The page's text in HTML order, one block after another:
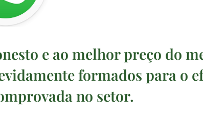
e ao melhor preço do
formados para o
no setor.